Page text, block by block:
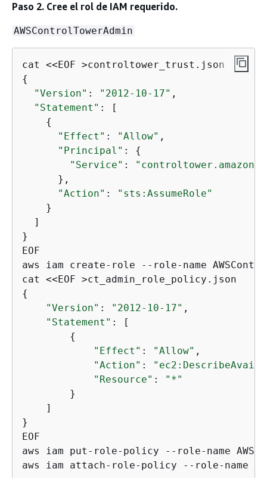
Paso 2. Cree el rol de IAM requerido.
AWSControlTowerAdmin
{
"Version" : "2012-10-17" ,
"Statement" : [
{
"Effect" : "Allow" ,
"Principal" : {
"Service" :
      },
"Action" :
"sts:AssumeRole"
    }
  ]
}
EOF
aws iam create-role --role-name
{
"Version" : "2012-10-17" ,
"Statement" : [
{
"Effect" : "Allow" ,
"Action" :
"Resource" :
"*"
        }
    ]
}
EOF
aws iam put-role-policy --role-name
aws iam attach-role-policy --role-name